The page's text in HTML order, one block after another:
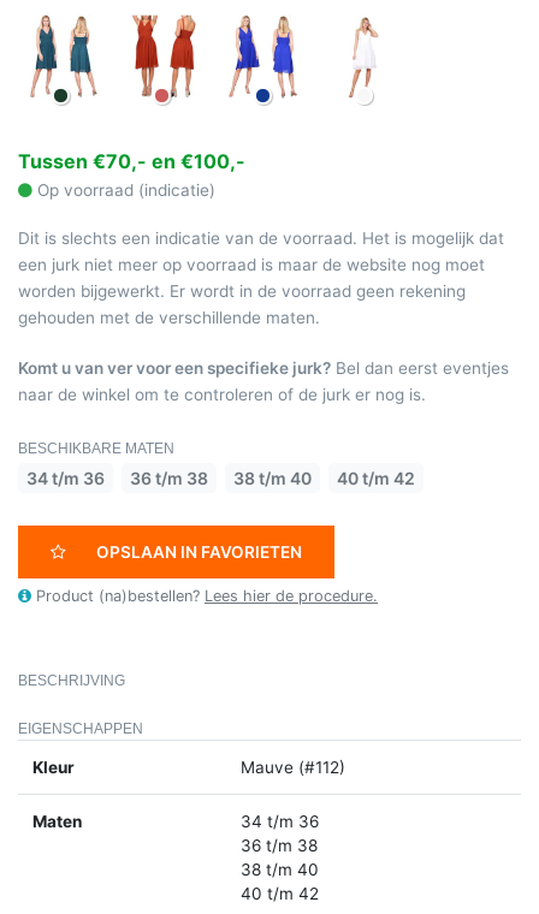
Tussen €70,- en €100,-
Op voorraad (indicatie)
Dit is slechts een indicatie van de voorraad. Het is mogelijk dat
een jurk niet meer op voorraad is maar de website nog moet
worden bijgewerkt. Er wordt in de voorraad geen rekening
gehouden met de verschillende maten.
Komt u van ver voor een specifieke jurk? Bel dan eerst eventjes
naar de winkel om te controleren of de jurk er nog is.
BESCHIKBARE MATEN
34 t/m 36 36 t/m 38 38 t/m 40 40 t/m 42
OPSLAAN IN FAVORIETEN
Product (na)bestellen? Lees hier de procedure.
BESCHRIJVING
EIGENSCHAPPEN
Kleur Mauve (#112)
Maten
34 t/m 36
36 t/m 38
38 t/m 40
40 t/m 42